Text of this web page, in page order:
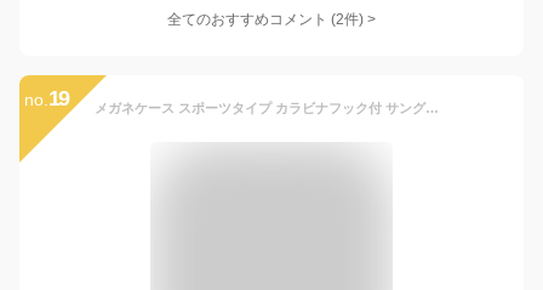
全てのおすすめコメント (2件) >
no. 19 メガネケース スポーツタイプ カラビナフック付 サングラスや眼鏡を持ち運ぶのに軽くて便利 チャック開閉タイプ アイゾーンニューヨーク v-casesports【別売りサングラスケース】